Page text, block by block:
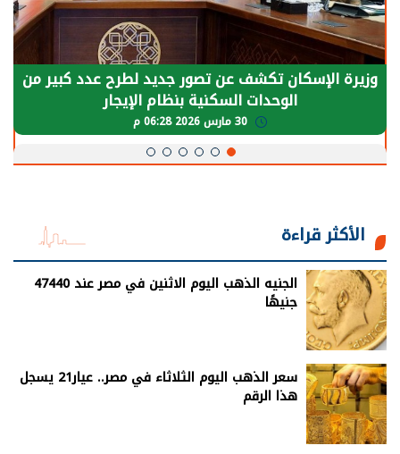
الرئيس السيسي: توقف الأنشطة في قطاع الطاقة
يحتاج إلى سنوات لعودة معدلات الإنتاج الطبيعية
الأكثر قراءة
الجنيه الذهب اليوم الاثنين في مصر عند 47440
جنيهًا
سعر الذهب اليوم الثلاثاء في مصر.. عيار21 يسجل
هذا الرقم